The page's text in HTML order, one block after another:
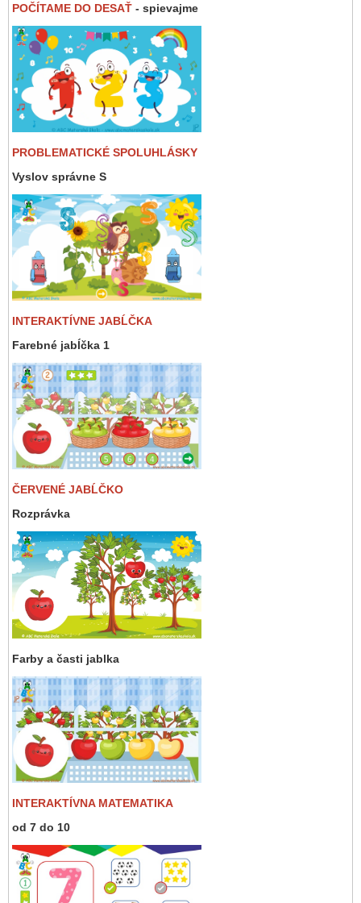
POČÍTAME DO DESAŤ - spievajme
PROBLEMATICKÉ SPOLUHLÁSKY
Vyslov správne S
INTERAKTÍVNE JABĹČKA
Farebné jabĺčka 1
ČERVENÉ JABĹČKO
Rozprávka
Farby a časti jablka
INTERAKTÍVNA MATEMATIKA
od 7 do 10